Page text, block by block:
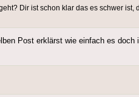
Dir ist schon klar das es schwer ist,
Post erklärst wie einfach es